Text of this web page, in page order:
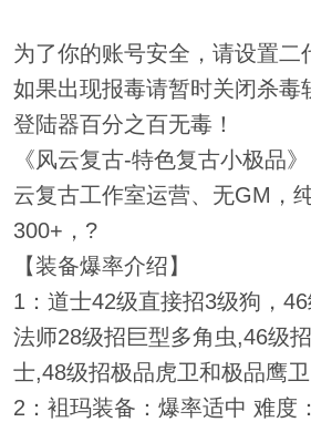
为了你的账号安全，请设置二
如果出现报毒请暂时关闭杀毒
登陆器百分之百无毒！
《风云复古-特色复古小极品
云复古工作室运营、无GM，
300+，?
【装备爆率介绍】
1：道士42级直接招3级狗，
法师28级招巨型多角虫,46级
士,48级招极品虎卫和极品鹰卫
2：袓玛装备：爆率适中 难度：